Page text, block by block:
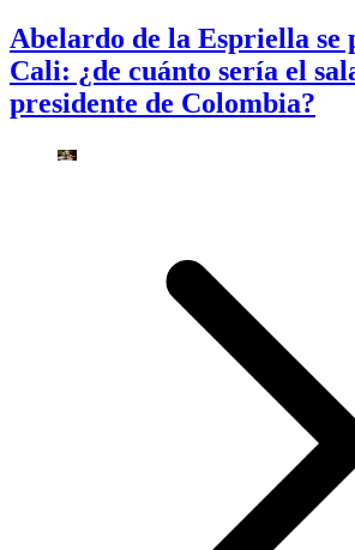
Abelardo de la Espriella se
Cali: ¿de cuánto sería el
presidente de Colombia?